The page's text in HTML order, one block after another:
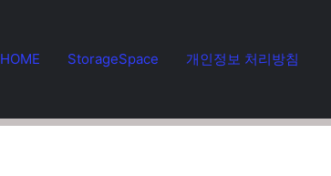
HOME StorageSpace 개인정보 처리방침